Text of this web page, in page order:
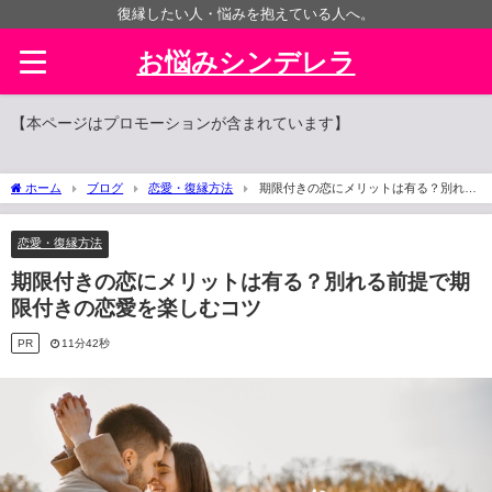
復縁したい人・悩みを抱えている人へ。
お悩みシンデレラ
【本ページはプロモーションが含まれています】
ホーム ブログ 恋愛・復縁方法
期限付きの恋にメリットは有る？別れる
前提で期限付きの恋愛を楽しむコツ
恋愛・復縁方法
期限付きの恋にメリットは有る？別れる前提で期
限付きの恋愛を楽しむコツ
PR 11分42秒